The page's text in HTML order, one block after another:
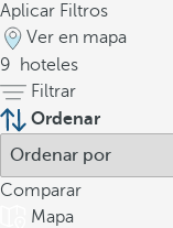
Aplicar Filtros
Ver en mapa
9
hoteles
Filtrar
Ordenar
Comparar
Mapa